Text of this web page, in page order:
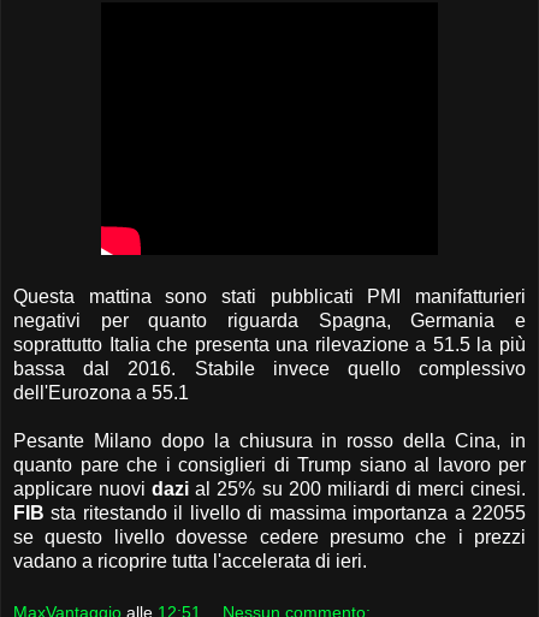
Questa mattina sono stati pubblicati PMI manifatturieri
negativi per quanto riguarda Spagna, Germania e
soprattutto Italia che presenta una rilevazione a 51.5 la più
bassa dal 2016. Stabile invece quello complessivo
dell'Eurozona a 55.1
Pesante Milano dopo la chiusura in rosso della Cina, in
quanto pare che i consiglieri di Trump siano al lavoro per
applicare nuovidazi al 25% su 200 miliardi di merci cinesi.
FIBsta ritestando il livello di massima importanza a 22055
se questo livello dovesse cedere presumo che i prezzi
vadano a ricoprire tutta l'accelerata di ieri.
MaxVantaggio alle 12:51 Nessun commento: